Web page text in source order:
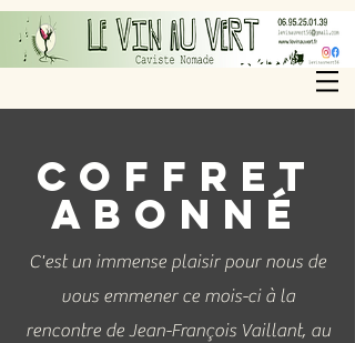
Coffret
Abonné
C'est un immense plaisir pour nous de
vous emmener ce mois-ci à la
rencontre de Jean-François Vaillant, au